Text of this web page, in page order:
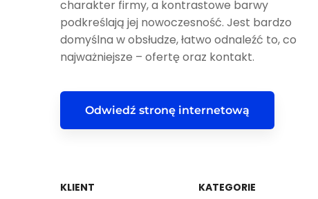
charakter firmy, a kontrastowe barwy
podkreślają jej nowoczesność. Jest bardzo
domyślna w obsłudze, łatwo odnaleźć to, co
najważniejsze – ofertę oraz kontakt.
Odwiedź stronę internetową
KLIENT KATEGORIE